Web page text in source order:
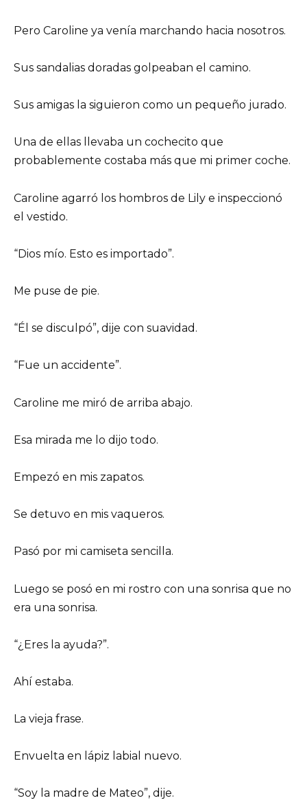
Pero Caroline ya venía marchando hacia nosotros.
Sus sandalias doradas golpeaban el camino.
Sus amigas la siguieron como un pequeño jurado.
Una de ellas llevaba un cochecito que
probablemente costaba más que mi primer coche.
Caroline agarró los hombros de Lily e inspeccionó
el vestido.
“Dios mío. Esto es importado”.
Me puse de pie.
“Él se disculpó”, dije con suavidad.
“Fue un accidente”.
Caroline me miró de arriba abajo.
Esa mirada me lo dijo todo.
Empezó en mis zapatos.
Se detuvo en mis vaqueros.
Pasó por mi camiseta sencilla.
Luego se posó en mi rostro con una sonrisa que no
era una sonrisa.
“¿Eres la ayuda?”.
Ahí estaba.
La vieja frase.
Envuelta en lápiz labial nuevo.
“Soy la madre de Mateo”, dije.